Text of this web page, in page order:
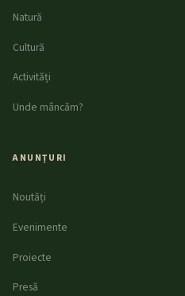
Natură
Cultură
Activități
Unde mâncăm?
ANUNȚURI
Noutăți
Evenimente
Proiecte
Presă